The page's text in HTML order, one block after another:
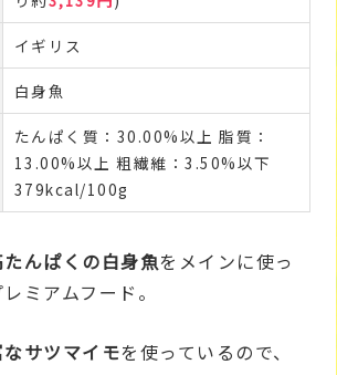
イギリス
白身魚
たんぱく質：30.00%以上 脂質：
13.00%以上 粗繊維：3.50%以下
379kcal/100g
んぱくの白身魚をメインに使っ
ミアムフード。
サツマイモを使っているので、